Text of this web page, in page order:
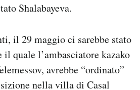
Shalabayeva.
il 29 maggio ci sarebbe stato
quale l’ambasciatore kazako
avrebbe “ordinato”
nella villa di Casal